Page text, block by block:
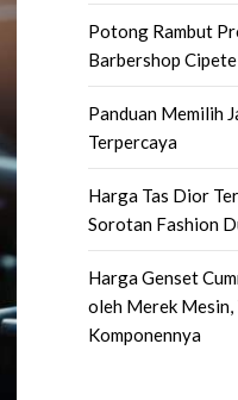
Potong Rambut
Barbershop Cipete
Panduan Memilih
Terpercaya
Harga Tas Dior
Sorotan Fashion
Harga Genset
oleh Merek
Komponennya